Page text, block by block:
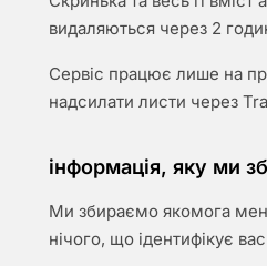
видаляються через 2
Сервіс працює лише на
надсилати листи через
інформація, яку ми
Ми збираємо якомога
нічого, що ідентифікує